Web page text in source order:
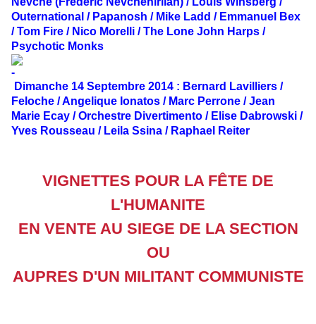
Outernational / Papanosh / Mike Ladd / Emmanuel Bex
/ Tom Fire / Nico Morelli / The Lone John Harps /
Psychotic Monks
Dimanche 14 Septembre 2014 : Bernard Lavilliers /
Feloche / Angelique Ionatos / Marc Perrone / Jean
Marie Ecay / Orchestre Divertimento / Elise Dabrowski /
Yves Rousseau / Leila Ssina / Raphael Reiter
VIGNETTES POUR LA FÊTE DE
L'HUMANITE
EN VENTE AU SIEGE DE LA SECTION
OU
AUPRES D'UN MILITANT COMMUNISTE